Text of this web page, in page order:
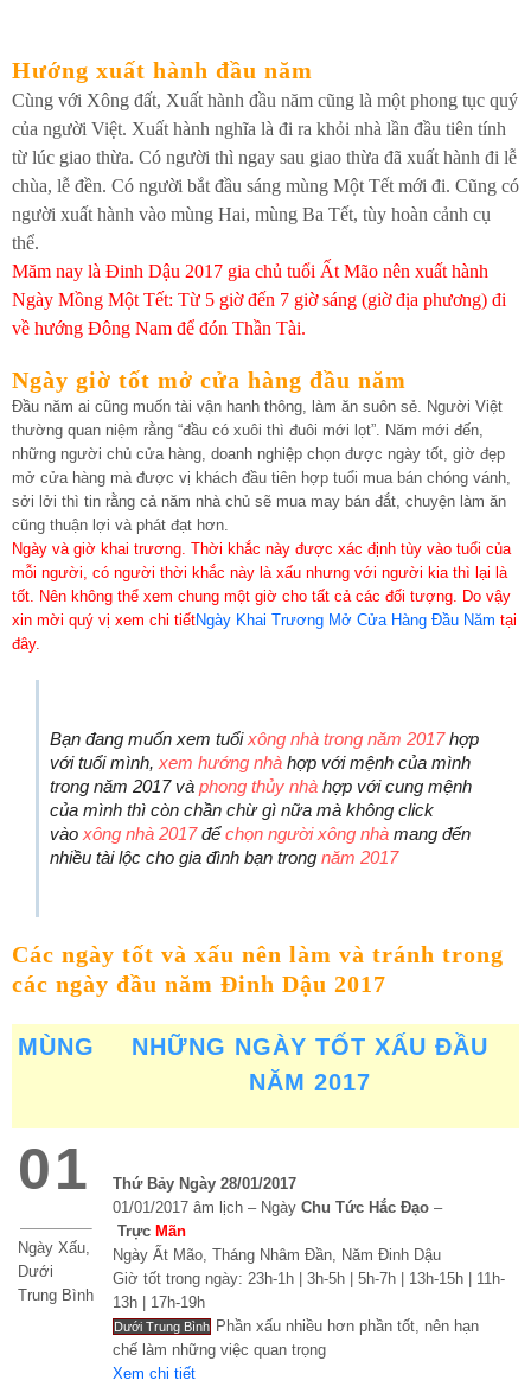
Hướng xuất hành đầu năm
Cùng với Xông đất, Xuất hành đầu năm cũng là một phong tục quý
của người Việt. Xuất hành nghĩa là đi ra khỏi nhà lần đầu tiên tính
từ lúc giao thừa. Có người thì ngay sau giao thừa đã xuất hành đi lễ
chùa, lễ đền. Có người bắt đầu sáng mùng Một Tết mới đi. Cũng có
người xuất hành vào mùng Hai, mùng Ba Tết, tùy hoàn cảnh cụ
thể.
Măm nay là Đinh Dậu 2017 gia chủ tuổi Ất Mão nên xuất hành
Ngày Mồng Một Tết: Từ 5 giờ đến 7 giờ sáng (giờ địa phương) đi
về hướng Đông Nam để đón Thần Tài.
Ngày giờ tốt mở cửa hàng đầu năm
Đầu năm ai cũng muốn tài vận hanh thông, làm ăn suôn sẻ. Người Việt
thường quan niệm rằng “đầu có xuôi thì đuôi mới lọt”. Năm mới đến,
những người chủ cửa hàng, doanh nghiệp chọn được ngày tốt, giờ đẹp
mở cửa hàng mà được vị khách đầu tiên hợp tuổi mua bán chóng vánh,
sởi lởi thì tin rằng cả năm nhà chủ sẽ mua may bán đắt, chuyện làm ăn
cũng thuận lợi và phát đạt hơn.
Ngày và giờ khai trương. Thời khắc này được xác định tùy vào tuổi của
mỗi người, có người thời khắc này là xấu nhưng với người kia thì lại là
tốt. Nên không thể xem chung một giờ cho tất cả các đối tượng. Do vậy
xin mời quý vị xem chi tiếtNgày Khai Trương Mở Cửa Hàng Đầu Năm tại
đây.
Bạn đang muốn xem tuổixông nhà trong năm 2017hợp
với tuổi mình, xem hướng nhà hợp với mệnh của mình
trong năm 2017 và phong thủy nhà hợp với cung mệnh
của mình thì còn chần chừ gì nữa mà không click
vào xông nhà 2017đểchọn người xông nhà mang đến
nhiều tài lộc cho gia đình bạn trong năm 2017
Các ngày tốt và xấu nên làm và tránh trong
các ngày đầu năm Đinh Dậu 2017
MÙNG
NHỮNG NGÀY TỐT XẤU ĐẦU
NĂM 2017
01
Ngày Xấu,
Dưới
Trung Bình
Thứ Bảy Ngày 28/01/2017
01/01/2017 âm lịch – Ngày Chu Tức Hắc Đạo –
Trực Mãn
Ngày Ất Mão, Tháng Nhâm Đần, Năm Đinh Dậu
Giờ tốt trong ngày: 23h-1h | 3h-5h | 5h-7h | 13h-15h | 11h-
13h | 17h-19h
Dưới Trung Bình Phần xấu nhiều hơn phần tốt, nên hạn
chế làm những việc quan trọng
Xem chi tiết